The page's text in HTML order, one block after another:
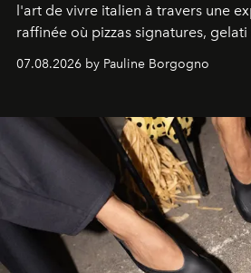
l'art de vivre italien à travers une
raffinée où pizzas signatures,
d'exception composent un
07.08.2026 by Pauline Borgogno